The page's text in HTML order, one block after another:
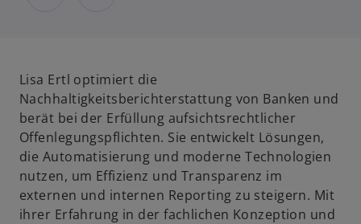
Lisa Ertl optimiert die
Nachhaltigkeitsberichterstattung von Banken und
berät bei der Erfüllung aufsichtsrechtlicher
Offenlegungspflichten. Sie entwickelt Lösungen,
die Automatisierung und moderne Technologien
nutzen, um Effizienz und Transparenz im
externen und internen Reporting zu steigern. Mit
ihrer Erfahrung in der fachlichen Konzeption und